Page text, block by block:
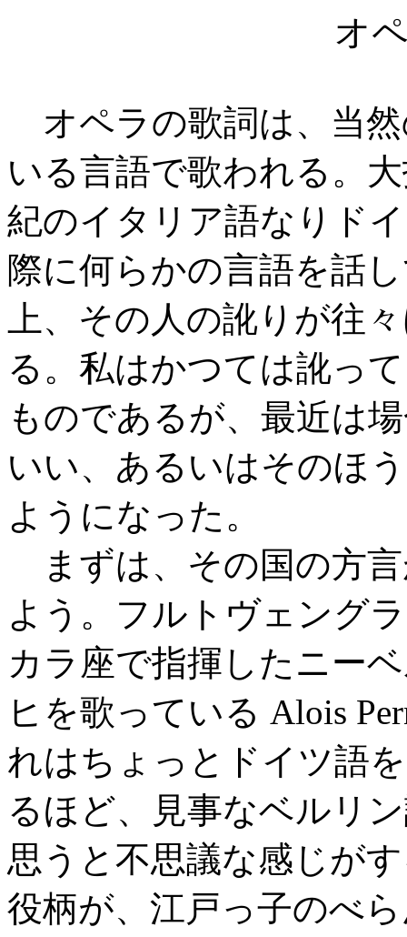
オ
オペラの歌詞は、当
いる言語で歌われる。
紀のイタリア語なりド
際に何らかの言語を話
上、その人の訛りが往
る。私はかつては訛っ
ものであるが、最近は
いい、あるいはそのほ
ようになった。
まずは、その国の方
よう。フルトヴェング
カラ座で指揮したニー
ヒを歌っている Alois
れはちょっとドイツ語
るほど、見事なベルリ
思うと不思議な感じが
役柄が、江戸っ子のべ